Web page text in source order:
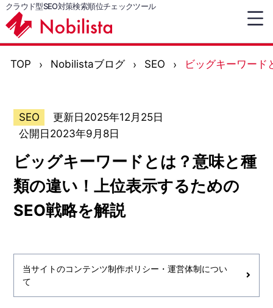
クラウド型SEO対策検索順位チェックツール
TOP Nobilistaブログ SEO ビッグキーワード
SEO
更新日2025年12月25日
公開日2023年9月8日
ビッグキーワードとは？意味と種
類の違い！上位表示するための
SEO戦略を解説
当サイトのコンテンツ制作ポリシー・運営体制につい
て